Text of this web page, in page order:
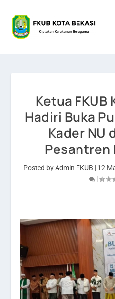
Ketua FKUB
Hadiri Buka
Kader NU
Pesantren
Posted byAdmin FKUB | 12
|